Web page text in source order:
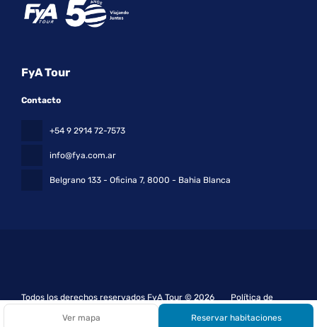
Ver mapa Reservar habitaciones
FyA Tour
Contacto
+54 9 2914 72-7573
info@fya.com.ar
Belgrano 133 - Oficina 7, 8000 - Bahia Blanca
Todos los derechos reservados FyA Tour © 2026
Política de